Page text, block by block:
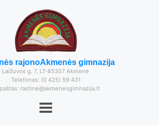
rajonoAkmenės gimnazija
Laižuvos g. 7, LT-85357 Akmenė
Telefonas: (0 425) 59 431
rastine@akmenesgimnazija.lt